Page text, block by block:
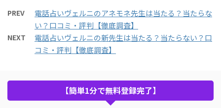
PREV
電話占いヴェルニのアネモネ先生は当たる？当たらな
い？口コミ・評判【徹底調査】
NEXT
電話占いヴェルニの新先生は当たる？当たらない？口
コミ・評判【徹底調査】
【簡単1分で無料登録完了】